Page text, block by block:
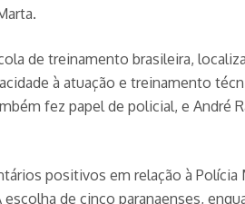
de treinamento brasileira,
à atuação e treinamento
fez papel de policial, e André
positivos em relação à Polícia
de cinco paranaenses,